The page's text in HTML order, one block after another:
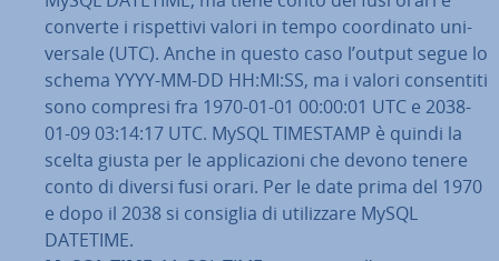
converte i ri­spet­ti­vi valori in tempo coor­di­na­to uni­
ver­sa­le (UTC). Anche in questo caso l’output segue lo
schema YYYY-MM-DD HH:MI:SS, ma i valori con­sen­ti­ti
sono compresi fra 1970-01-01 00:00:01 UTC e 2038-
01-09 03:14:17 UTC. MySQL TIMESTAMP è quindi la
scelta giusta per le ap­pli­ca­zio­ni che devono tenere
conto di diversi fusi orari. Per le date prima del 1970
e dopo il 2038 si consiglia di uti­liz­za­re MySQL
DATETIME.